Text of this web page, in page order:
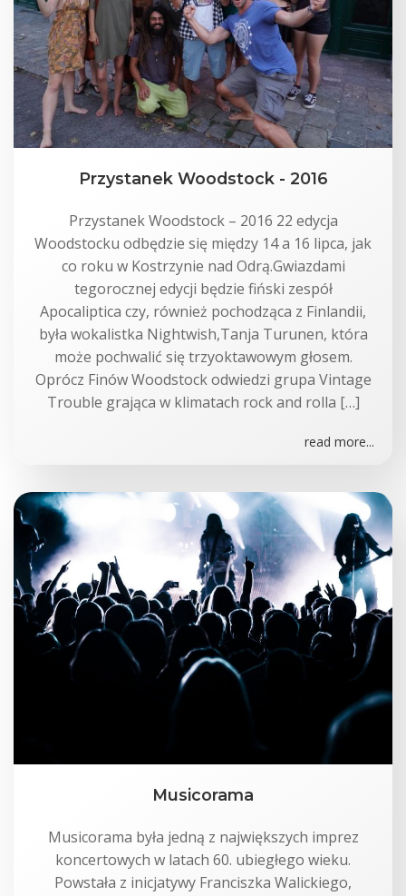
Przystanek Woodstock - 2016
Przystanek Woodstock – 2016 22 edycja
Woodstocku odbędzie się między 14 a 16 lipca, jak
co roku w Kostrzynie nad Odrą.Gwiazdami
tegorocznej edycji będzie fiński zespół
Apocaliptica czy, również pochodząca z Finlandii,
była wokalistka Nightwish,Tanja Turunen, która
może pochwalić się trzyoktawowym głosem.
Oprócz Finów Woodstock odwiedzi grupa Vintage
Trouble grająca w klimatach rock and rolla […]
read more...
Musicorama
Musicorama była jedną z największych imprez
koncertowych w latach 60. ubiegłego wieku.
Powstała z inicjatywy Franciszka Walickiego,